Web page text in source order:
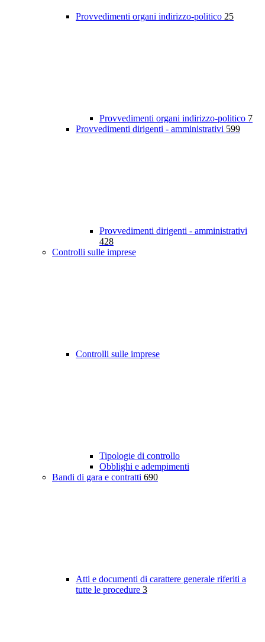
Provvedimenti organi indirizzo-politico 25
Provvedimenti organi indirizzo-politico 7
Provvedimenti dirigenti - amministrativi 599
Provvedimenti dirigenti - amministrativi
428
Controlli sulle imprese
Controlli sulle imprese
Tipologie di controllo
Obblighi e adempimenti
Bandi di gara e contratti 690
Atti e documenti di carattere generale riferiti a
tutte le procedure 3